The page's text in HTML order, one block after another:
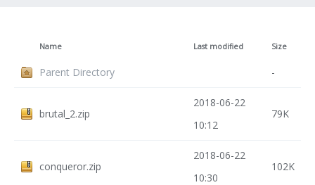
Name Last modified Size
Parent Directory -
brutal_2.zip
2018-06-22
10:12
79K
conqueror.zip
2018-06-22
10:30
102K